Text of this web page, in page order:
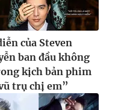
của Steven
ban đầu không
kịch bản phim
trụ chị em”